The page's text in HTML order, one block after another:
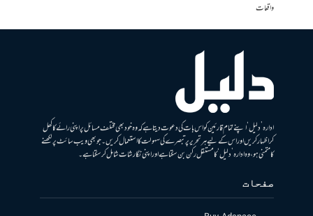
واقعات
ادارہ ’دلیل‘ اپنے تمام قارئین کو اس بات کی دعوت دیتا ہے کہ وہ خود بھی مختلف مسائل پر اپنی رائے کا کھل
کر اظہار کریں اور اس کے لیے ہر تحریر پر تبصرے کی سہولت کا استعمال کریں۔ جو بھی ویب سائٹ پر لکھنے
کا متمنی ہو، وہ ادارہ ’دلیل‘ کا مستقل رکن بن سکتا ہے اور اپنی نگارشات شامل کرسکتا ہے۔
صفحات